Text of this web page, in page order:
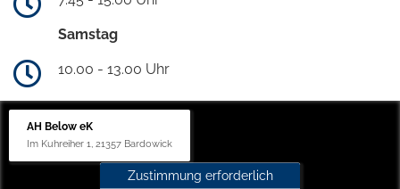
Samstag
10.00 - 13.00 Uhr
AH Below eK
Im Kuhreiher 1, 21357 Bardowick
Zustimmung erforderlich